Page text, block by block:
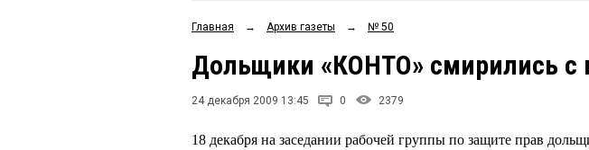
Главная → Архив газеты → № 50
Дольщики «КОНТО» смирились с
24 декабря 2009 13:45 0 2379
18 декабря на заседании рабочей группы по защите прав